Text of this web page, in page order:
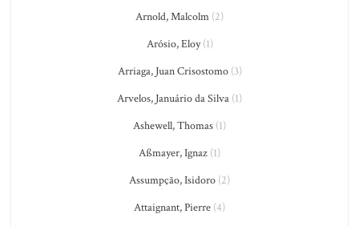
Arnold, Malcolm (2)
Arósio, Eloy(1)
Arriaga, Juan Crisostomo(3)
Arvelos, Januário da Silva (1)
Ashewell, Thomas (1)
Aßmayer, Ignaz (1)
Assumpção, Isidoro (2)
Attaignant, Pierre (4)